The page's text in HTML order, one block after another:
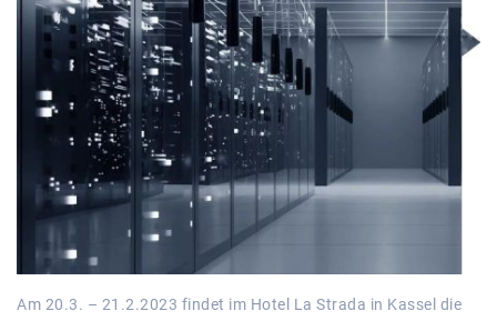
Am 20.3. – 21.2.2023 findet im Hotel La Strada in Kassel die